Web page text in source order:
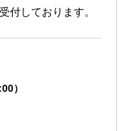
付しております。
）